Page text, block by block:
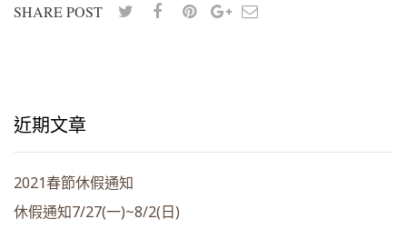
SHARE POST
近期文章
2021春節休假通知
休假通知7/27(一)~8/2(日)